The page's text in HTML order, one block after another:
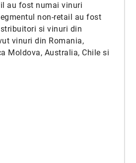
au fost numai vinuri
non-retail au fost
si vinuri din
vinuri din Romania,
Moldova, Australia, Chile si